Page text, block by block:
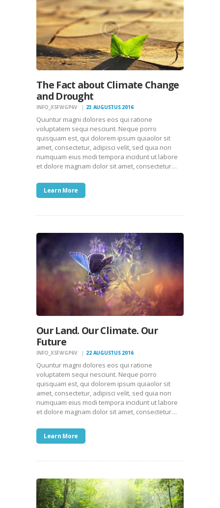
The Fact about Climate Change
and Drought
INFO_XSFWGP6V 23 AUGUSTUS 2016
Quuntur magni dolores eos qui ratione
voluptatem sequi nesciunt. Neque porro
quisquam est, qui dolorem ipsum quiaolor sit
amet, consectetur, adipisci velit, sed quia non
numquam eius modi tempora incidunt ut labore
et dolore magnam dolor sit amet, consectetur…
Learn More
Our Land. Our Climate. Our
Future
INFO_XSFWGP6V 22 AUGUSTUS 2016
Quuntur magni dolores eos qui ratione
voluptatem sequi nesciunt. Neque porro
quisquam est, qui dolorem ipsum quiaolor sit
amet, consectetur, adipisci velit, sed quia non
numquam eius modi tempora incidunt ut labore
et dolore magnam dolor sit amet, consectetur…
Learn More